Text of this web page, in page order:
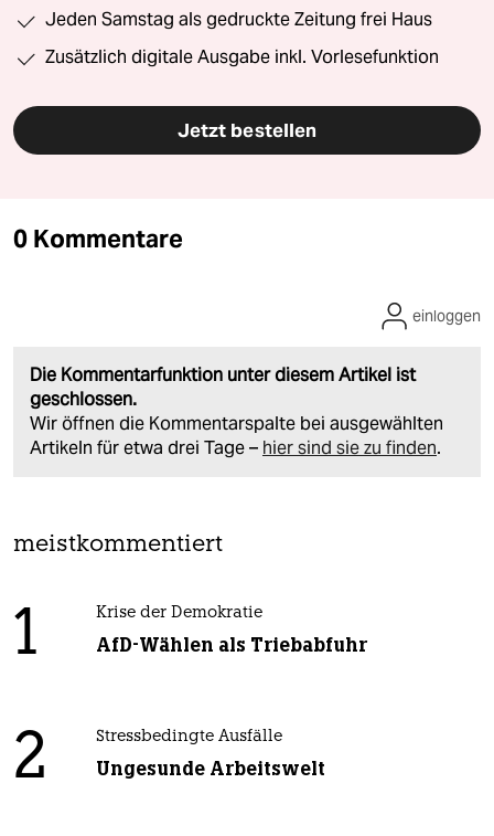
Jeden Samstag als gedruckte Zeitung frei Haus
Zusätzlich digitale Ausgabe inkl. Vorlesefunktion
Jetzt bestellen
0 Kommentare
Die Kommentarfunktion unter diesem Artikel ist
geschlossen.
Wir öffnen die Kommentarspalte bei ausgewählten
Artikeln für etwa drei Tage – hier sind sie zu finden.
einloggen
meistkommentiert
1 Krise der Demokratie
AfD-Wählen als Triebabfuhr
2 Stressbedingte Ausfälle
Ungesunde Arbeitswelt